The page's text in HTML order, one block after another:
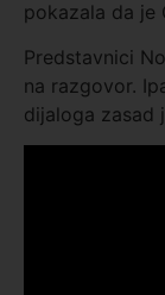
pokazala da je
Predstavnici
na razgovor.
dijaloga zasad